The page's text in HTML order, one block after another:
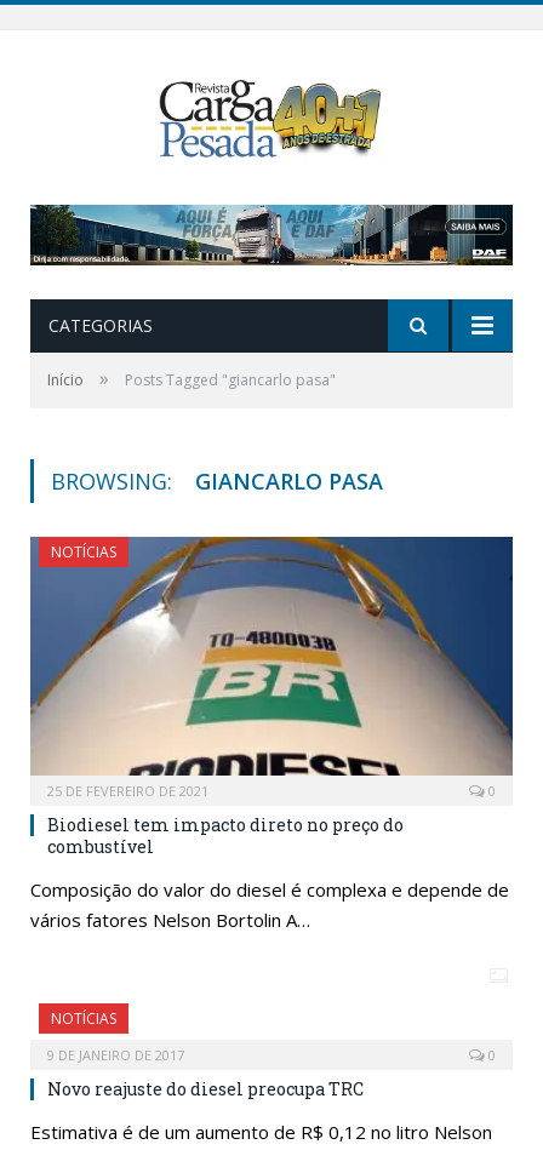
CATEGORIAS
Início » Posts Tagged "giancarlo pasa"
BROWSING: GIANCARLO PASA
NOTÍCIAS
25 DE FEVEREIRO DE 2021 0
Biodiesel tem impacto direto no preço do
combustível
Composição do valor do diesel é complexa e depende de
vários fatores Nelson Bortolin A…
NOTÍCIAS
9 DE JANEIRO DE 2017 0
Novo reajuste do diesel preocupa TRC
Estimativa é de um aumento de R$ 0,12 no litro Nelson